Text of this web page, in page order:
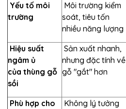
Yếu tố môi
trường
Môi trường kiểm
soát, tiêu tốn
nhiều năng lượng
Hiệu suất
ngâm ủ
của thùng gỗ
sồi
Sản xuất nhanh,
nhưng đặc tính về
gỗ "gắt" hơn
Phù hợp cho
Không lý tưởng